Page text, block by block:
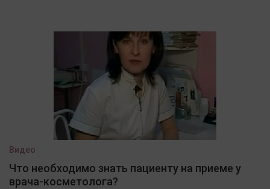
Видео
Что необходимо знать пациенту на приеме у
врача-косметолога?